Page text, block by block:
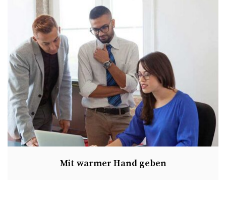
Mit warmer Hand geben